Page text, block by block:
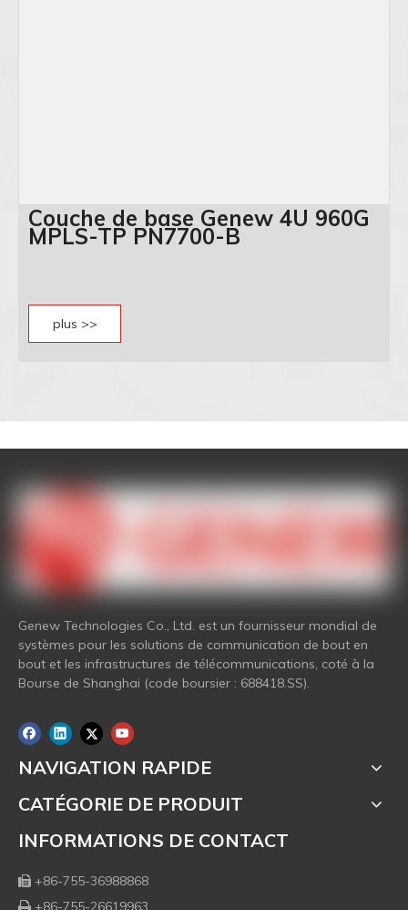
Couche de base Genew 4U 960G
MPLS-TP PN7700-B
plus >>
Genew Technologies Co., Ltd. est un fournisseur mondial de
systèmes pour les solutions de communication de bout en
bout et les infrastructures de télécommunications, coté à la
Bourse de Shanghai (code boursier : 688418.SS).
NAVIGATION RAPIDE
CATÉGORIE DE PRODUIT
INFORMATIONS DE CONTACT
 +86-755-36988868
 +86-755-26619963